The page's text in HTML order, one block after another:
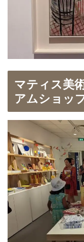
マティス美
アムショッ